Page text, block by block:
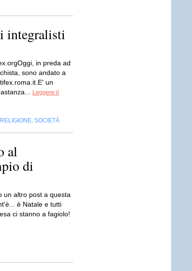
integralisti
in preda ad
sono andato a
un
Leggere il
RELIGIONE SOCIETÀ
al
di
un altro post a questa
è Natale e tutti
ci stanno a fagiolo!